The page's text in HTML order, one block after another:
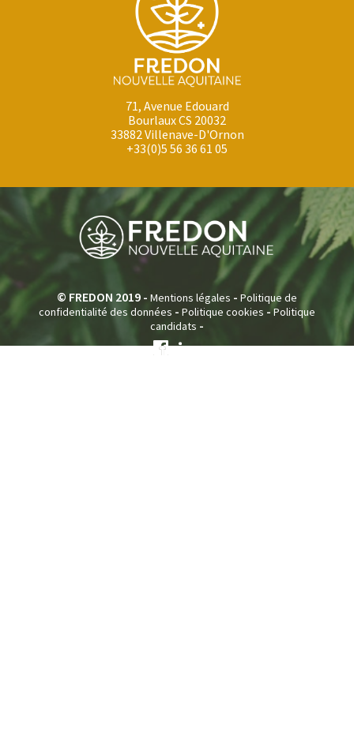
71, Avenue Edouard
Bourlaux CS 20032
33882 Villenave-D'Ornon
+33(0)5 56 36 61 05
© FREDON 2019 - Mentions légales - Politique de
confidentialité des données - Politique cookies -Politique
candidats -